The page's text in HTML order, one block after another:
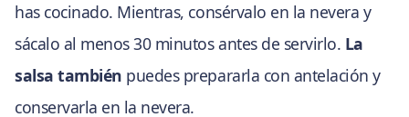
has cocinado. Mientras, consérvalo en la nevera y
sácalo al menos 30 minutos antes de servirlo. La
salsa también puedes prepararla con antelación y
conservarla en la nevera.